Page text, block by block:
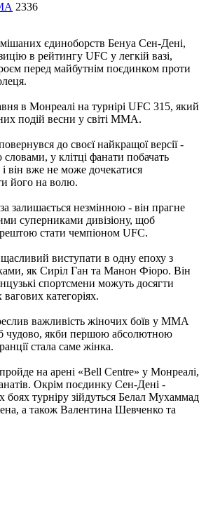
2336
єдиноборств Бенуа Сен-Дені,
в рейтингу UFC у легкій вазі,
перед майбутнім поєдинком проти
в Монреалі на турнірі UFC 315, який
подій весни у світі ММА.
до своєї найкращої версії -
у клітці фанати побачать
він вже не може дочекатися
його на волю.
залишається незмінною - він прагне
суперниками дивізіону, щоб
стати чемпіоном UFC.
виступати в одну епоху з
як Сиріл Ган та Манон Фіоро. Він
спортсмени можуть досягти
категоріях.
важливість жіночих боїв у ММА
чудово, якби першою абсолютною
стала саме жінка.
на арені «Bell Centre» у Монреалі,
Окрім поєдинку Сен-Дені -
турніру зійдуться Белал Мухаммад
а також Валентина Шевченко та